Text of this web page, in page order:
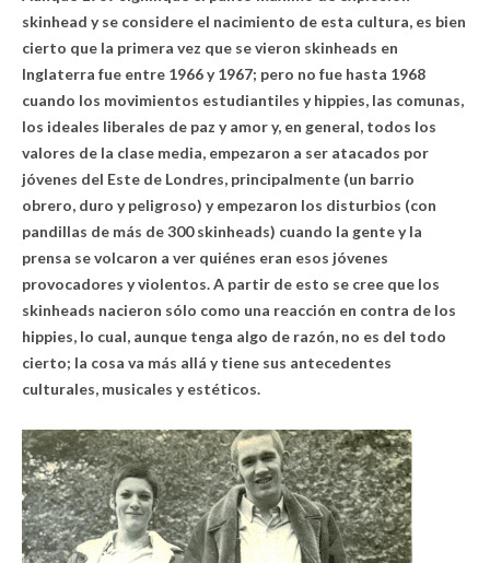
skinhead y se considere el nacimiento de esta cultura, es bien
cierto que la primera vez que se vieron skinheads en
Inglaterra fue entre 1966 y 1967; pero no fue hasta 1968
cuando los movimientos estudiantiles y hippies, las comunas,
los ideales liberales de paz y amor y, en general, todos los
valores de la clase media, empezaron a ser atacados por
jóvenes del Este de Londres, principalmente (un barrio
obrero, duro y peligroso) y empezaron los disturbios (con
pandillas de más de 300 skinheads) cuando la gente y la
prensa se volcaron a ver quiénes eran esos jóvenes
provocadores y violentos. A partir de esto se cree que los
skinheads nacieron sólo como una reacción en contra de los
hippies, lo cual, aunque tenga algo de razón, no es del todo
cierto; la cosa va más allá y tiene sus antecedentes
culturales, musicales y estéticos.